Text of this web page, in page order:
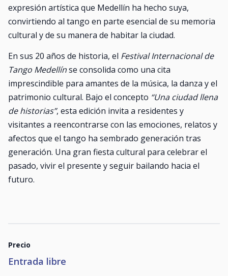
expresión artística que Medellín ha hecho suya,
convirtiendo al tango en parte esencial de su memoria
cultural y de su manera de habitar la ciudad.
En sus 20 años de historia, el Festival Internacional de
Tango Medellínse consolida como una cita
imprescindible para amantes de la música, la danza y el
patrimonio cultural. Bajo el concepto “Una ciudad llena
de historias”, esta edición invita a residentes y
visitantes a reencontrarse con las emociones, relatos y
afectos que el tango ha sembrado generación tras
generación. Una gran fiesta cultural para celebrar el
pasado, vivir el presente y seguir bailando hacia el
futuro.
Precio
Entrada libre